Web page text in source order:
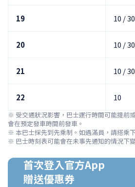
19 10 /
20 10 /
21 10 /
22 10
※ 受交通狀況影響，巴士運行時間可能提前
會在預定發車時間前發車。
※ 本巴士採先到先乘制。如遇滿員，請搭乘
※ 巴士時刻表可能會在未事先通知的情況下
首次登入官方App
贈送優惠券